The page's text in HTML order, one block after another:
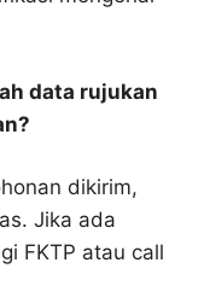
data rujukan
dikirim,
Jika ada
FKTP atau call